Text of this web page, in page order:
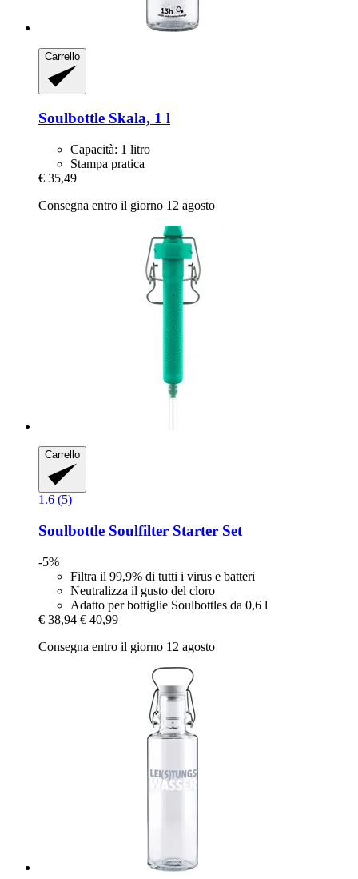
Carrello
Soulbottle Skala, 1 l
Capacità: 1 litro
Stampa pratica
€ 35,49
Consegna entro il giorno 12 agosto
Carrello
1.6 (5)
Soulbottle Soulfilter Starter Set
-5%
Filtra il 99,9% di tutti i virus e batteri
Neutralizza il gusto del cloro
Adatto per bottiglie Soulbottles da 0,6 l
€ 38,94 € 40,99
Consegna entro il giorno 12 agosto